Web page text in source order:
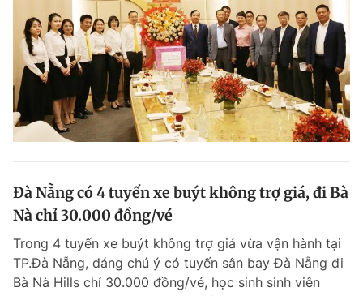
Đà Nẵng có 4 tuyến xe buýt không trợ giá, đi Bà
Nà chỉ 30.000 đồng/vé
Trong 4 tuyến xe buýt không trợ giá vừa vận hành tại
TP.Đà Nẵng, đáng chú ý có tuyến sân bay Đà Nẵng đi
Bà Nà Hills chỉ 30.000 đồng/vé, học sinh sinh viên